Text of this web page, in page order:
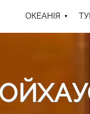
ОКЕАНІЯ